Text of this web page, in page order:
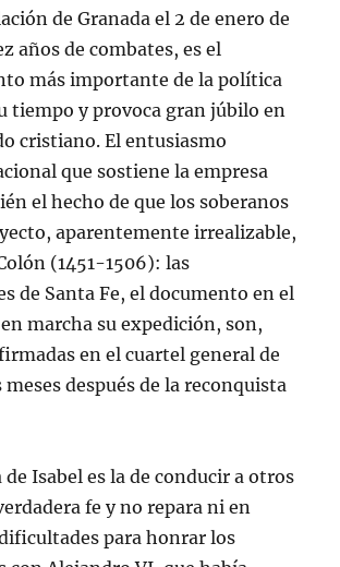
de Granada el 2 de enero de
años de combates, es el
más importante de la política
tiempo y provoca gran júbilo en
cristiano. El entusiasmo
que sostiene la empresa
el hecho de que los soberanos
aparentemente irrealizable,
(1451-1506): las
de Santa Fe, el documento en el
marcha su expedición, son,
en el cuartel general de
meses después de la reconquista
de Isabel es la de conducir a otros
fe y no repara ni en
para honrar los